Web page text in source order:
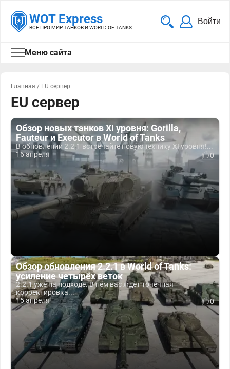
WOT Express
ВСЁ ПРО МИР ТАНКОВ И WORLD OF TANKS
Войти
Меню сайта
Главная / EU сервер
EU сервер
Обзор новых танков XI уровня: Gorilla,
Fauteur и Executor в World of Tanks
В обновлении 2.2.1 встречайте новую технику XI уровня!...
16 апреля
0
Обзор обновления 2.2.1 в World of Tanks:
усиление четырёх веток
2.2.1 уже на подходе. В нём вас ждёт точечная
корректировка...
15 апреля
0